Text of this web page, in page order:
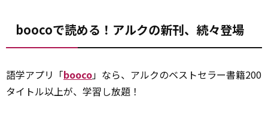
boocoで読める！アルクの新刊、続々登場
語学アプリ「booco」なら、アルクのベストセラー書籍200
タイトル以上が、学習し放題！